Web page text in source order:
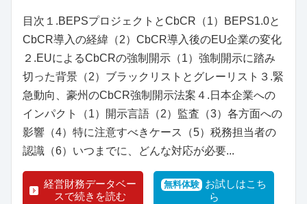
目次１.BEPSプロジェクトとCbCR（1）BEPS1.0と
CbCR導入の経緯（2）CbCR導入後のEU企業の変化
２.EUによるCbCRの強制開示（1）強制開示に踏み
切った背景（2）ブラックリストとグレーリスト３.緊
急動向、豪州のCbCR強制開示法案４.日本企業への
インパクト（1）開示言語（2）監査（3）各方面への
影響（4）特に注意すべきケース（5）税務担当者の
認識（6）いつまでに、どんな対応が必要...
経営財務データベー
スで続きを読む
無料体験 お試しはこち
ら